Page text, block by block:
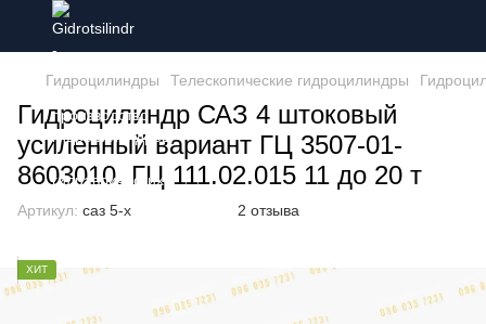
Гидроцилиндры Телескопические гидроцилиндры
Гидроцилиндр САЗ 4 штоковый
усиленный вариант ГЦ 3507-01-
8603010. ГЦ 111.02.015 11 до 20 т
Артикул: саз 5-х 2 отзыва
ХИТ